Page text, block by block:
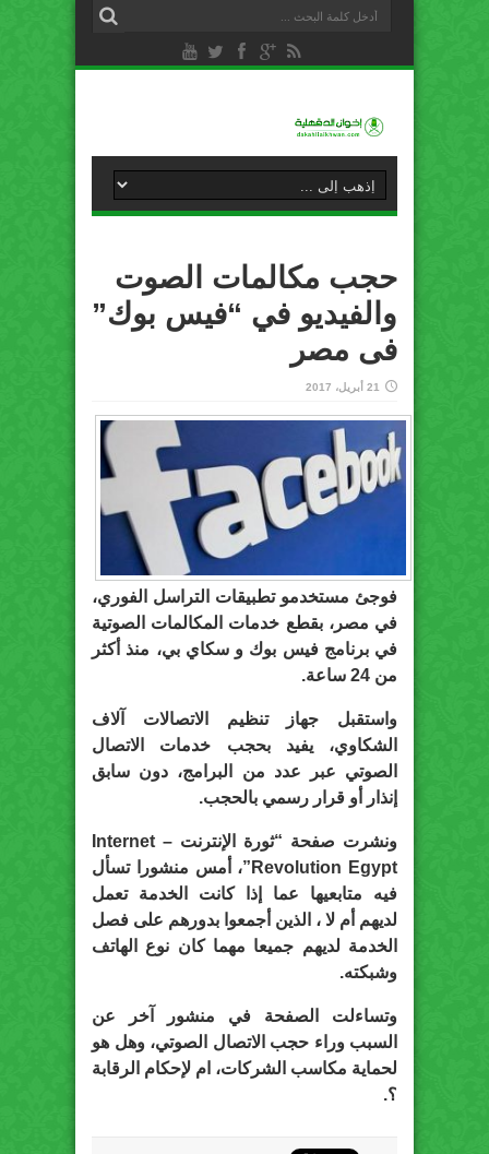
حجب مكالمات الصوت
والفيديو في “فيس بوك”
فى مصر
21 أبريل، 2017
فوجئ مستخدمو تطبيقات التراسل الفوري،
في مصر، بقطع خدمات المكالمات الصوتية
في برنامج فيس بوك و سكاي بي، منذ أكثر
من 24 ساعة.
واستقبل جهاز تنظيم الاتصالات آلاف
الشكاوي، يفيد بحجب خدمات الاتصال
الصوتي عبر عدد من البرامج، دون سابق
إنذار أو قرار رسمي بالحجب.
ونشرت صفحة “ثورة الإنترنت – Internet
Revolution Egypt”، أمس منشورا تسأل
فيه متابعيها عما إذا كانت الخدمة تعمل
لديهم أم لا ، الذين أجمعوا بدورهم على فصل
الخدمة لديهم جميعا مهما كان نوع الهاتف
وشبكته.
وتساءلت الصفحة في منشور آخر عن
السبب وراء حجب الاتصال الصوتي، وهل هو
لحماية مكاسب الشركات، ام لإحكام الرقابة
؟.